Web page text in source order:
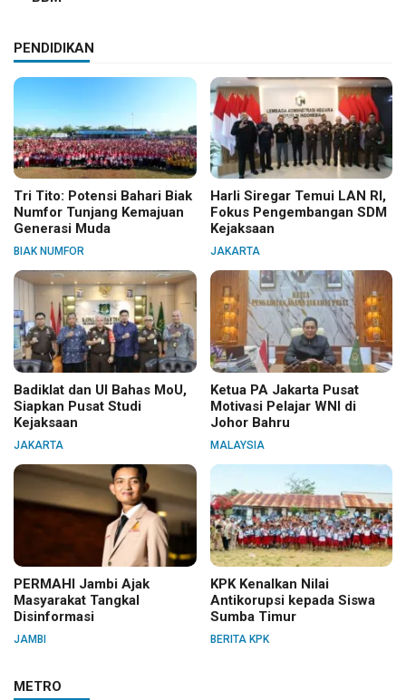
PENDIDIKAN
Tri Tito: Potensi Bahari Biak
Numfor Tunjang Kemajuan
Generasi Muda
BIAK NUMFOR
Harli Siregar Temui LAN RI,
Fokus Pengembangan SDM
Kejaksaan
JAKARTA
Badiklat dan UI Bahas MoU,
Siapkan Pusat Studi
Kejaksaan
JAKARTA
Ketua PA Jakarta Pusat
Motivasi Pelajar WNI di
Johor Bahru
MALAYSIA
PERMAHI Jambi Ajak
Masyarakat Tangkal
Disinformasi
JAMBI
KPK Kenalkan Nilai
Antikorupsi kepada Siswa
Sumba Timur
BERITA KPK
METRO